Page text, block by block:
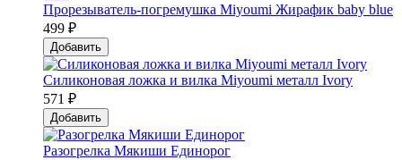
Прорезыватель-погремушка Мiyoumi Жирафик baby blue
499 ₽
Добавить
Силиконовая ложка и вилка Мiyoumi металл Ivory
571 ₽
Добавить
Разогрелка Мякиши Единорог